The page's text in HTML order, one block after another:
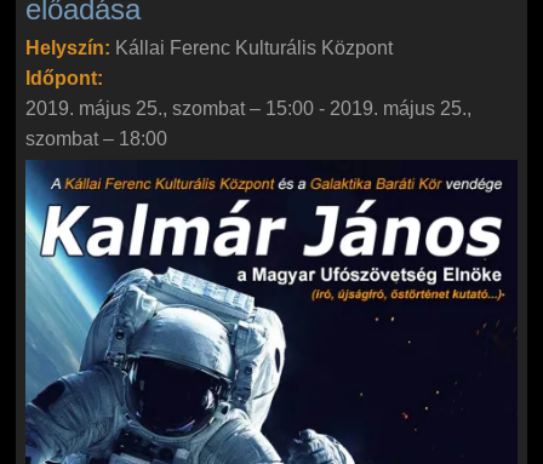
előadása
Helyszín: Kállai Ferenc Kulturális Központ
Időpont:
2019. május 25., szombat – 15:00 - 2019. május 25.,
szombat – 18:00